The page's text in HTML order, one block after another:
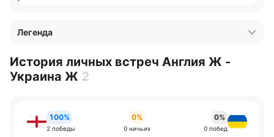
Легенда
История личных встреч Англия Ж -
Украина Ж 2
100%
2 победы
0%
0 ничьих
0%
0 побед